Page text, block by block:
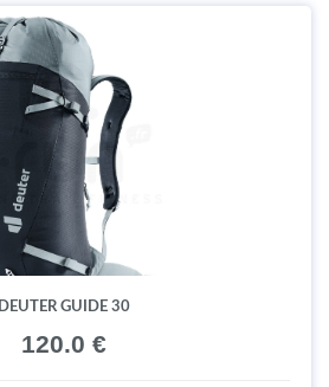
DEUTER GUIDE 30
120.0 €